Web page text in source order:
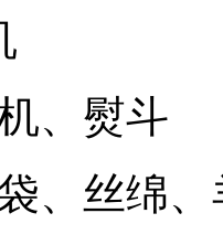
、熨斗
、丝绵